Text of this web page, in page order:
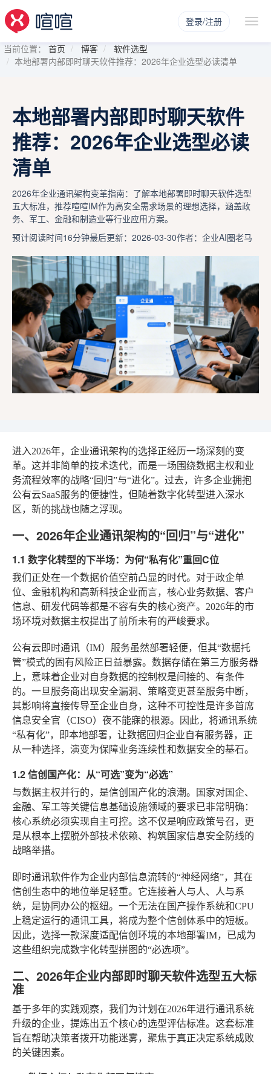
登录/注册
当前位置： 首页 博客
软件选型
本地部署内部即时聊天软件推荐：2026年企业选型必读清单
本地部署内部即时聊天软件
推荐：2026年企业选型必读
清单
2026年企业通讯架构变革指南：了解本地部署即时聊天软件选型
五大标准，推荐喧喧IM作为高安全需求场景的理想选择，涵盖政
务、军工、金融和制造业等行业应用方案。
预计阅读时间16分钟最后更新：2026-03-30作者：企业AI圈老马
进入2026年，企业通讯架构的选择正经历一场深刻的变
革。这并非简单的技术迭代，而是一场围绕数据主权和业
务流程效率的战略“回归”与“进化”。过去，许多企业拥抱
公有云SaaS服务的便捷性，但随着数字化转型进入深水
区，新的挑战也随之浮现。
一、2026年企业通讯架构的“回归”与“进化”
1.1 数字化转型的下半场：为何“私有化”重回C位
我们正处在一个数据价值空前凸显的时代。对于政企单
位、金融机构和高新科技企业而言，核心业务数据、客户
信息、研发代码等都是不容有失的核心资产。2026年的市
场环境对数据主权提出了前所未有的严峻要求。
公有云即时通讯（IM）服务虽然部署轻便，但其“数据托
管”模式的固有风险正日益暴露。数据存储在第三方服务器
上，意味着企业对自身数据的控制权是间接的、有条件
的。一旦服务商出现安全漏洞、策略变更甚至服务中断，
其影响将直接传导至企业自身，这种不可控性是许多首席
信息安全官（CISO）夜不能寐的根源。因此，将通讯系统
“私有化”，即本地部署，让数据回归企业自有服务器，正
从一种选择，演变为保障业务连续性和数据安全的基石。
1.2 信创国产化：从“可选”变为“必选”
与数据主权并行的，是信创国产化的浪潮。国家对国企、
金融、军工等关键信息基础设施领域的要求已非常明确：
核心系统必须实现自主可控。这不仅是响应政策号召，更
是从根本上摆脱外部技术依赖、构筑国家信息安全防线的
战略举措。
即时通讯软件作为企业内部信息流转的“神经网络”，其在
信创生态中的地位举足轻重。它连接着人与人、人与系
统，是协同办公的枢纽。一个无法在国产操作系统和CPU
上稳定运行的通讯工具，将成为整个信创体系中的短板。
因此，选择一款深度适配信创环境的本地部署IM，已成为
这些组织完成数字化转型拼图的“必选项”。
二、2026年企业内部即时聊天软件选型五大标
准
基于多年的实践观察，我们为计划在2026年进行通讯系统
升级的企业，提炼出五个核心的选型评估标准。这套标准
旨在帮助决策者拨开功能迷雾，聚焦于真正决定系统成败
的关键因素。